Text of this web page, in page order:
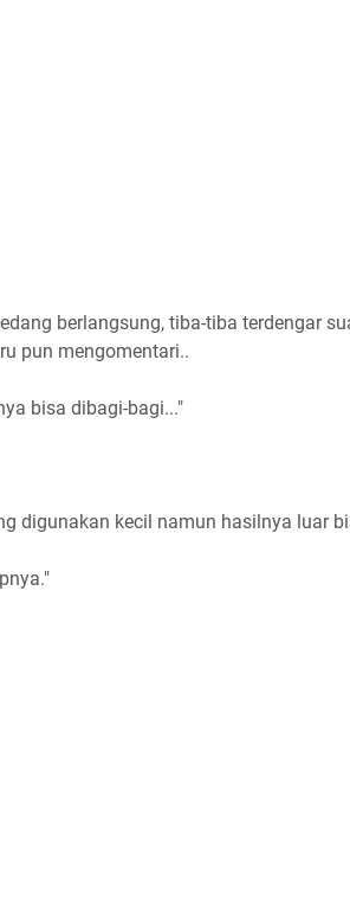
berlangsung, tiba-tiba terdengar
pun mengomentari..
bisa dibagi-bagi..."
digunakan kecil namun hasilnya luar